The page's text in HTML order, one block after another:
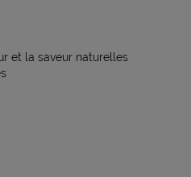
et la saveur naturelles